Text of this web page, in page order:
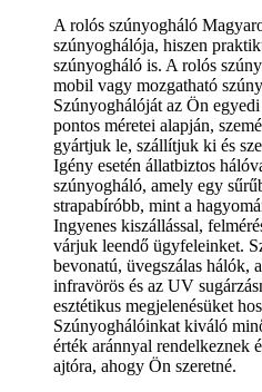
A rolós szúnyogháló
szúnyoghálója, hiszen
szúnyogháló is. A rolós
mobil vagy mozgatható
Szúnyoghálóját az Ön
pontos méretei alapján,
gyártjuk le, szállítjuk ki és
Igény esetén állatbiztos
szúnyogháló, amely egy
strapabíróbb, mint a
Ingyenes kiszállással,
várjuk leendő ügyfeleinket.
bevonatú, üvegszálas hálók,
infravörös és az UV
esztétikus megjelenésüket
Szúnyoghálóinkat kiváló
érték aránnyal rendelkeznek
ajtóra, ahogy Ön szeretné.